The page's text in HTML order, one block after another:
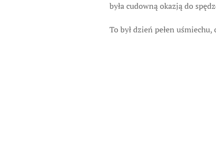
była cudowną okazją do
To był dzień pełen